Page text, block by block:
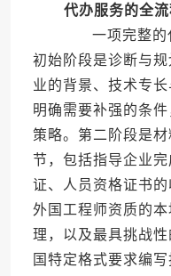
代办服务的全
一项完整的代
初始阶段是诊断与
业的背景、技术专
明确需要补强的条
策略。第二阶段是
节，包括指导企业
证、人员资格证书
外国工程师资质的
理，以及最具挑战
国特定格式要求编